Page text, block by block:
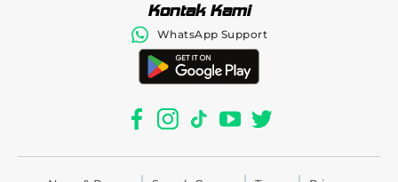
Kontak Kami
WhatsApp Support